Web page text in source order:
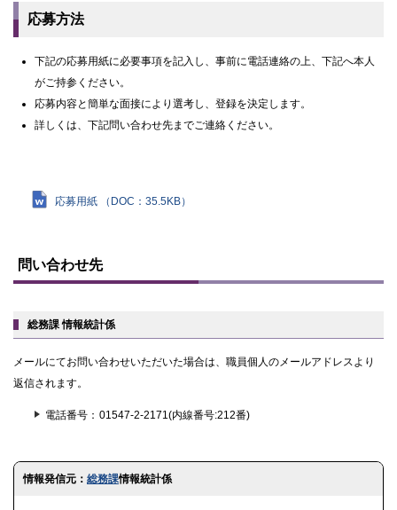
応募方法
下記の応募用紙に必要事項を記入し、事前に電話連絡の上、下記へ本人
がご持参ください。
応募内容と簡単な面接により選考し、登録を決定します。
詳しくは、下記問い合わせ先までご連絡ください。
応募用紙 （DOC：35.5KB）
ッ問い合わせ先
総務課 情報統計係
メールにてお問い合わせいただいた場合は、職員個人のメールアドレスより
返信されます。
電話番号 01547-2-2171(内線番号:212番)
ト
情報発信元： 総務課情報統計係